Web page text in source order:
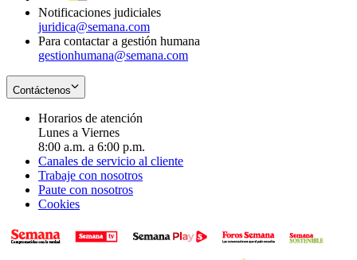
Notificaciones judiciales
juridica@semana.com
Para contactar a gestión humana
gestionhumana@semana.com
Contáctenos
Horarios de atención
Lunes a Viernes
8:00 a.m. a 6:00 p.m.
Canales de servicio al cliente
Trabaje con nosotros
Paute con nosotros
Cookies